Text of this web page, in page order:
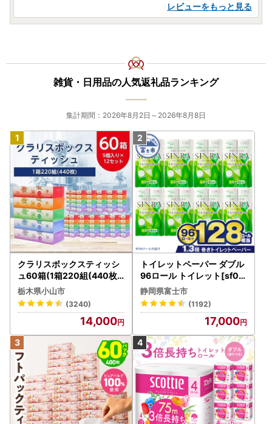
レビューをもっと見る
雑貨・日用品の人気返礼品ランキング
集計期間：2026年8月2日～2026年8月8日
クラリスボックスティッシ
ュ60箱(1箱220組(440枚))
(5個入り×12セット)【配送
不可地域：離島・沖縄県】
【1256759】
栃木県小山市
(3240)
14,000
トイレットペーパー ダブル
96ロール トイレット[sf00
1-012]
静岡県富士市
(1192)
17,000